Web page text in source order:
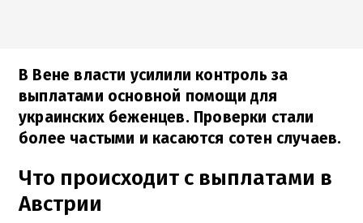
В Вене власти усилили контроль за
выплатами основной помощи для
украинских беженцев. Проверки стали
более частыми и касаются сотен случаев.
Что происходит с выплатами в
Австрии